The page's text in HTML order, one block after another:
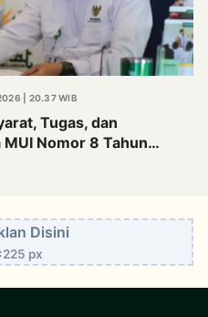
| 20.37 WIB
Tugas, dan
Nomor 8 Tahun
Disini
px